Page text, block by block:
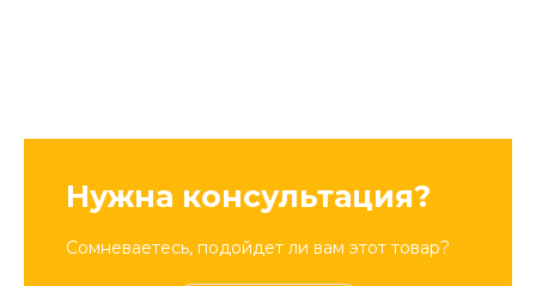
Нужна консультация?
Сомневаетесь, подойдет ли вам этот товар?